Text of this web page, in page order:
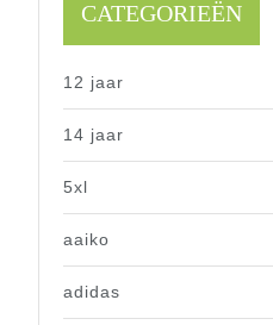
CATEGORIEËN
12 jaar
14 jaar
5xl
aaiko
adidas